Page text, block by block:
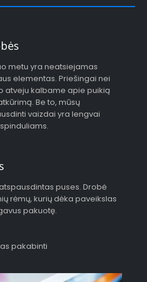
metu yra neatsiejamas
elementas. Priešingai nei
atveju kalbame apie puikią
Be to, mūsų
vaizdai yra lengvai
puses. Drobė
rėmų, kurių dėka paveikslas
pakuotę.
pakabinti